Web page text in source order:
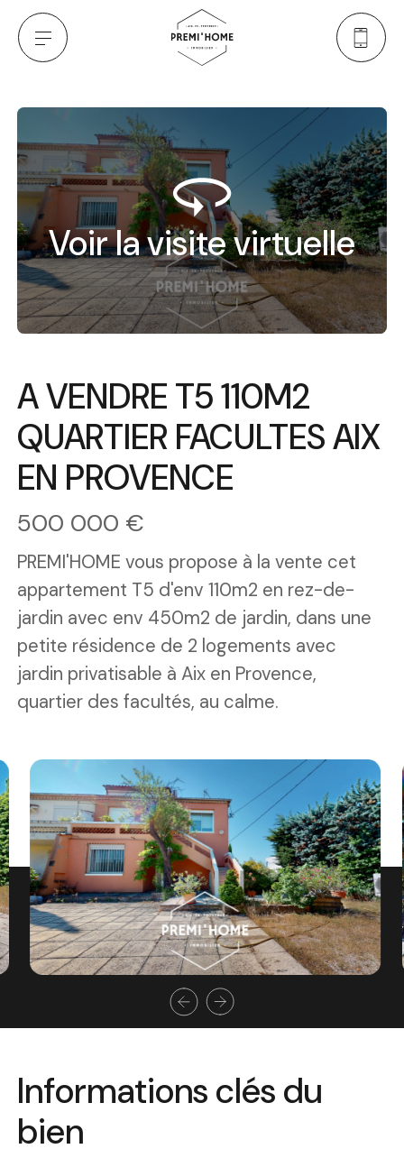
A VENDRE T5 110M2
QUARTIER FACULTES AIX
EN PROVENCE
500 000 €
PREMI'HOME vous propose à la vente cet
appartement T5 d'env 110m2 en rez-de-
jardin avec env 450m2 de jardin, dans une
petite résidence de 2 logements avec
jardin privatisable à Aix en Provence,
quartier des facultés, au calme.
Voir la visite virtuelle
Informations clés du
bien